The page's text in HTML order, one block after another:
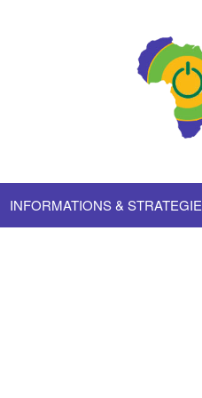
INFORMATIONS & STRATEGIE